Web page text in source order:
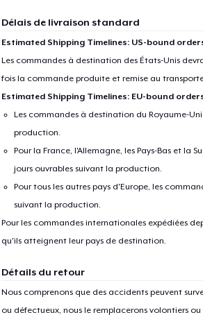
Délais de livraison standard
Estimated Shipping Timelines: US-bound
Les commandes à destination des États-Unis
fois la commande produite et remise au
Estimated Shipping Timelines: EU-bound
Les commandes à destination du Royaume-
production.
Pour la France, l'Allemagne, les Pays-Bas et la
jours ouvrables suivant la production.
Pour tous les autres pays d'Europe, les
suivant la production.
Pour les commandes internationales expédiées
qu'ils atteignent leur pays de destination.
Détails du retour
Nous comprenons que des accidents peuvent
ou défectueux, nous le remplacerons volontiers